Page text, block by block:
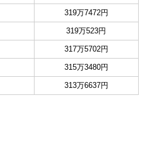
319万7472円
319万523円
317万5702円
315万3480円
313万6637円